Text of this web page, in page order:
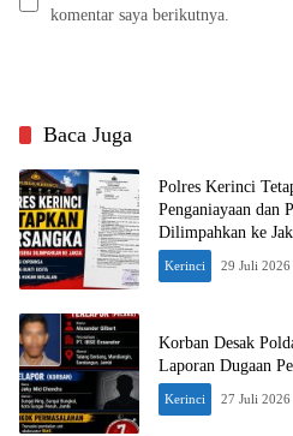
komentar saya berikutnya.
Baca Juga
Polres Kerinci
Penganiayaan dan
Dilimpahkan ke
Kerinci 29 Juli 2026
Korban Desak
Laporan Dugaan
Kerinci 27 Juli 2026